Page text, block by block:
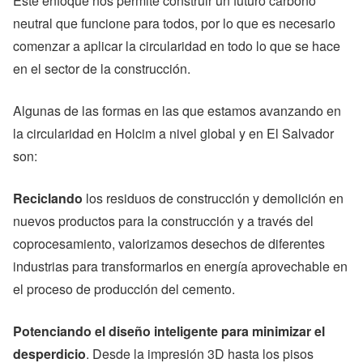
neutral que funcione para todos, por lo que es necesario
comenzar a aplicar la circularidad en todo lo que se hace
en el sector de la construcción.
Algunas de las formas en las que estamos avanzando en
la circularidad en Holcim a nivel global y en El Salvador
son:
Reciclando los residuos de construcción y demolición en
nuevos productos para la construcción y a través del
coprocesamiento, valorizamos desechos de diferentes
industrias para transformarlos en energía aprovechable en
el proceso de producción del cemento.
Potenciando el diseño inteligente para minimizar el
desperdicio. Desde la impresión 3D hasta los pisos